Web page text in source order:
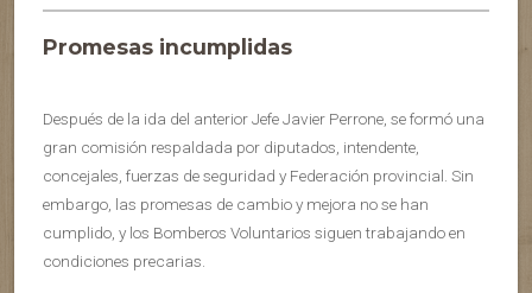
Promesas incumplidas
Después de la ida del anterior Jefe Javier Perrone, se formó una
gran comisión respaldada por diputados, intendente,
concejales, fuerzas de seguridad y Federación provincial. Sin
embargo, las promesas de cambio y mejora no se han
cumplido, y los Bomberos Voluntarios siguen trabajando en
condiciones precarias.